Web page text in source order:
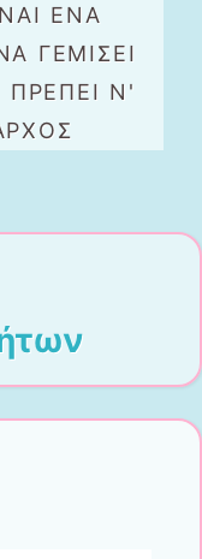
ΕΝΑ
ΓΕΜΙΣΕΙ
Ν'